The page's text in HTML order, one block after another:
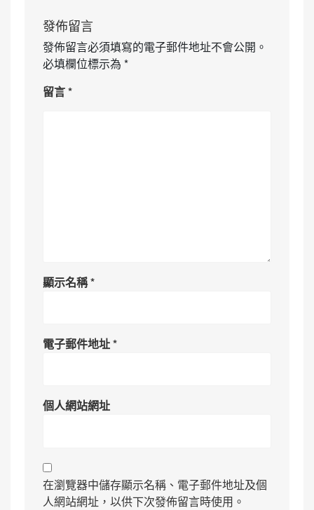
發佈留言
發佈留言必須填寫的電子郵件地址不會公開。
必填欄位標示為 *
留言*
顯示名稱*
電子郵件地址*
個人網站網址
在瀏覽器中儲存顯示名稱、電子郵件地址及個
人網站網址，以供下次發佈留言時使用。